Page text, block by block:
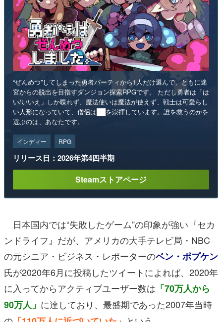
“ぜんめつ”してしまった勇者パーティから1人だけ選んで、ともに迷
宮からの脱出を目指すダンジョン探索RPGです。 ただし勇者は「は
い/いいえ」しか喋れず、魔法使いは魔法が使えず、戦士は可愛らし
い人形になっていて、僧侶は██を崇拝しています。誰を救うのかを
選ぶのは、あなたです。
インディー RPG
リリース日：2026年第4四半期
Steamストアページ
日本国内では“失敗したゲーム”の印象が強い『セカ
ンドライフ』だが、アメリカの大手テレビ局・NBC
の元シニア・ビジネス・レポーターのベン・ポプケン
氏が2020年6月に投稿したツイートによれば、2020年
に入ってからアクティブユーザー数は 「70万人から
90万人」 に達しており、最盛期であった2007年当時